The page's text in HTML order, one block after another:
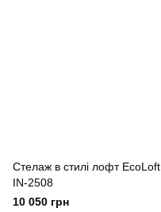
Cтелаж в стилі лофт EcoLoft
IN-2508
10 050 грн